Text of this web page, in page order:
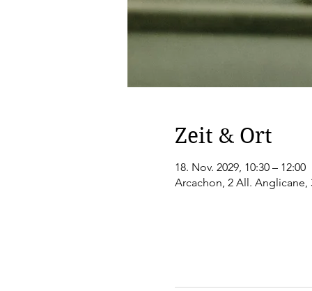
Zeit & Ort
18. Nov. 2029, 10:30 – 12:00
Arcachon, 2 All. Anglicane,